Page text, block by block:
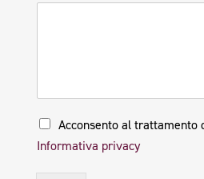
P
r
i
v
Acconsento al trattamento
Informativa privacy